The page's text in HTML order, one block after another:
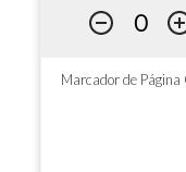
Marcador de Página